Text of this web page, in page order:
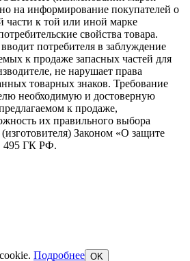
на информирование покупателей о
части к той или иной марке
свойства товара.
потребителя в заблуждение
к продаже запасных частей для
не нарушает права
товарных знаков. Требование
необходимую и достоверную
к продаже,
их правильного выбора
Законом «О защите
495 ГК РФ.
Подробнее OK